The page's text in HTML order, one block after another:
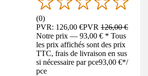
(0)
PVR: 126,00 €PVR126,00 €
Notre prix — 93,00 € * Tous
les prix affichés sont des prix
TTC, frais de livraison en sus
si nécessaire par pce93,00 €*/
pce